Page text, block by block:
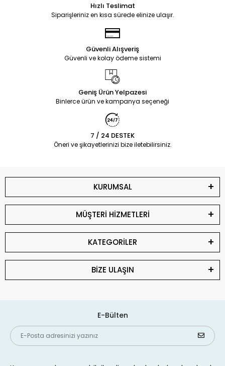
Hızlı Teslimat
Siparişleriniz en kısa sürede elinize ulaşır.
Güvenli Alışveriş
Güvenli ve kolay ödeme sistemi
Geniş Ürün Yelpazesi
Binlerce ürün ve kampanya seçeneği
7 / 24 DESTEK
Öneri ve şikayetlerinizi bize iletebilirsiniz.
KURUMSAL
MÜŞTERİ HİZMETLERİ
KATEGORİLER
BİZE ULAŞIN
E-Bülten